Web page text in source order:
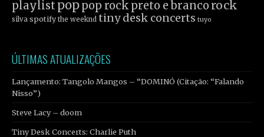
playlist poppop rock preto e branco rock
silva spotify the weeknd tiny desk concerts tuyo
ÚLTIMAS ATUALIZAÇÕES
Lançamento: Tangolo Mangos – “DOMINÓ (Citação: “Falando
Nisso”)
Steve Lacy – doom
Tiny Desk Concerts: Charlie Puth